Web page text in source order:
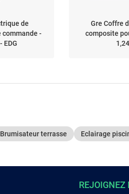
de
-
EDG
Gre Coffre
composite
Brumisateur terrasse Eclairage
REJOIGNEZ